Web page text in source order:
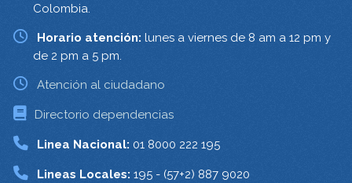
Colombia.
Horario atención: lunes a viernes de 8 am a 12 pm y
de 2 pm a 5 pm.
Atención al ciudadano
Directorio dependencias
Linea Nacional: 01 8000 222 195
Lineas Locales: 195 - (57+2) 887 9020